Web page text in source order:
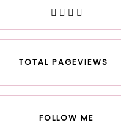
TOTAL PAGEVIEWS
FOLLOW ME